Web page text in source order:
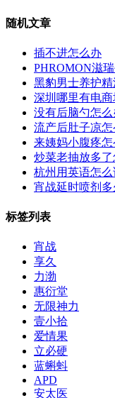
随机文章
插不进怎么办
PHROMON滋
黑豹男士养护
深圳哪里有电商
没有后脑勺怎么
流产后肚子凉
来姨妈小腹疼
炒菜老抽放多
杭州用英语怎么
宵战延时喷剂多
标签列表
宵战
享久
力渤
惠衍堂
无限神力
壹小拾
爱情果
立必硬
蓝蝌蚪
APD
安太医